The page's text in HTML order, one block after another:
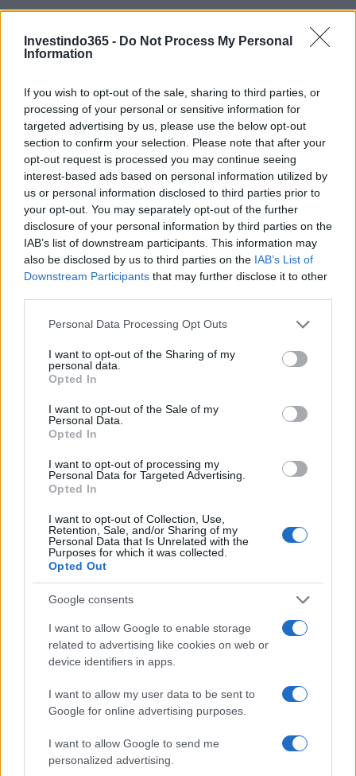
Investindo365 - Do Not Process My Personal
Information
If you wish to opt-out of the sale, sharing to third parties, or
processing of your personal or sensitive information for
targeted advertising by us, please use the below opt-out
section to confirm your selection. Please note that after your
opt-out request is processed you may continue seeing
interest-based ads based on personal information utilized by
us or personal information disclosed to third parties prior to
your opt-out. You may separately opt-out of the further
disclosure of your personal information by third parties on the
IAB’s list of downstream participants. This information may
also be disclosed by us to third parties on the IAB’s List of
Downstream Participants that may further disclose it to other
Please note that this website/app uses one or more Google
not limited to your visit or usage behaviour. You may click to
grant or deny consent to Google and its third-party tags to
use your data for below specified purposes in below Google
consent section.
Personal Data Processing Opt Outs
I want to opt-out of the Sharing of my
personal data.
Opted In
I want to opt-out of the Sale of my
Personal Data.
Opted In
I want to opt-out of processing my
Personal Data for Targeted Advertising.
Opted In
I want to opt-out of Collection, Use,
Retention, Sale, and/or Sharing of my
Personal Data that Is Unrelated with the
Purposes for which it was collected.
Opted Out
Google consents
I want to allow Google to enable storage
related to advertising like cookies on web or
device identifiers in apps.
I want to allow my user data to be sent to
Google for online advertising purposes.
I want to allow Google to send me
personalized advertising.
Continue lendo
NÃO CLASSIFICADO
Tensões diplomáticas entre Brasil e Argentina: o que está em
Rafael Oliveira · 4 ago 2026
NÃO CLASSIFICADO
Petróleo Brent cai 8.46% e arrasta commodities em queda
generalizada
Rafael Oliveira · 4 ago 2026